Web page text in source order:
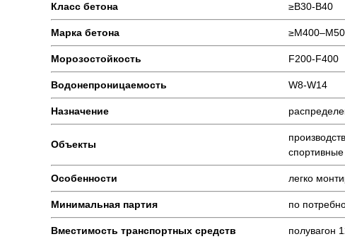
Класс бетона ≥В30-В40
Марка бетона
Морозостойкость F200-F400
Водонепроницаемость W8-W14
Назначение
Объекты
Особенности легко
Минимальная партия по
Вместимость транспортных средств полувагон